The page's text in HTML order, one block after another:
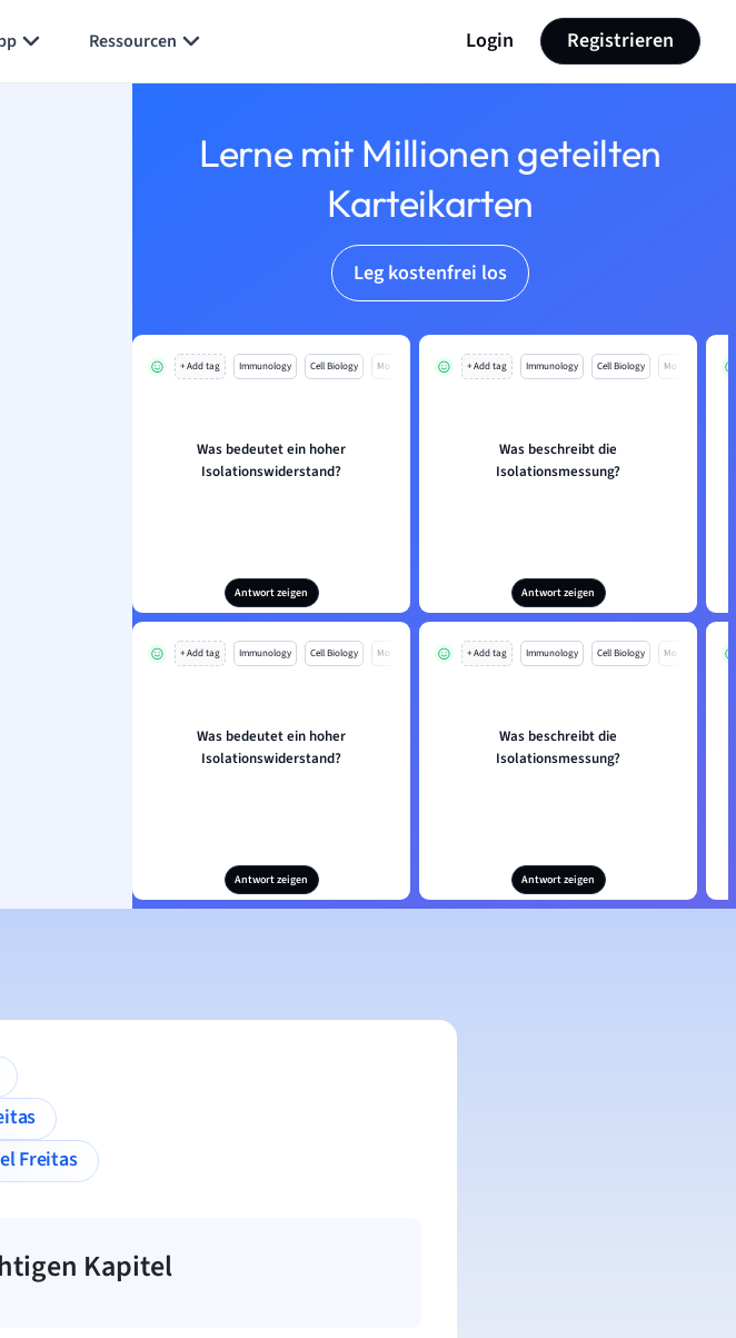
Ressourcen Login Registrieren
Lerne mit Millionen geteilten
Karteikarten
Leg kostenfrei los
+ Add tag Immunology Cell Biology Mo
Was bedeutet ein hoher
Isolationswiderstand?
Antwort zeigen
+ Add tag Immunology Cell Biology Mo
Was beschreibt die
Isolationsmessung?
Antwort zeigen
+ Add tag Immunology Cell Biology Mo
Was bedeutet ein hoher
Isolationswiderstand?
Antwort zeigen
+ Add tag Immunology Cell Biology Mo
Was beschreibt die
Isolationsmessung?
Antwort zeigen
Freitas
Kapitel